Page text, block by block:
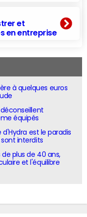
et
en entreprise
à quelques euros
déconseillent
équipés
d'Hydra est le paradis
interdits
de plus de 40 ans,
et l'équilibre